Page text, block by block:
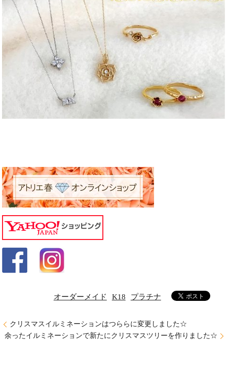
オーダーメイド K18 プラチナ
クリスマスイルミネーションはつららに変更しました☆
余ったイルミネーションで新たにクリスマスツリーを作りました☆